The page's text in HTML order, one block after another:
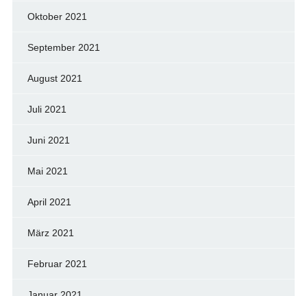
Oktober 2021
September 2021
August 2021
Juli 2021
Juni 2021
Mai 2021
April 2021
März 2021
Februar 2021